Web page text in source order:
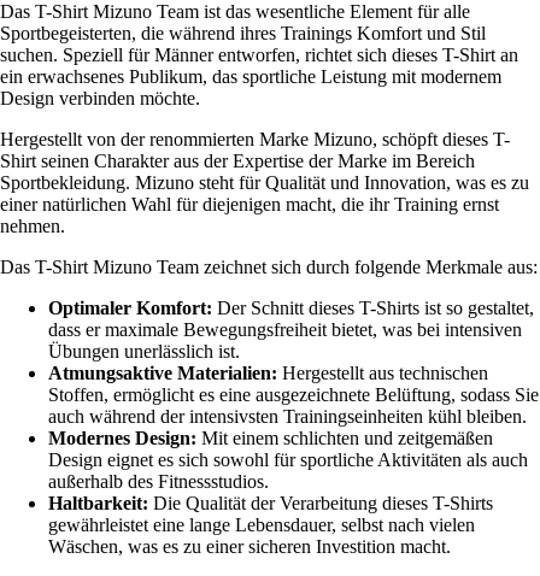
Das T-Shirt Mizuno Team ist das wesentliche Element für alle
Sportbegeisterten, die während ihres Trainings Komfort und Stil
suchen. Speziell für Männer entworfen, richtet sich dieses T-Shirt an
ein erwachsenes Publikum, das sportliche Leistung mit modernem
Design verbinden möchte.
Hergestellt von der renommierten Marke Mizuno, schöpft dieses T-
Shirt seinen Charakter aus der Expertise der Marke im Bereich
Sportbekleidung. Mizuno steht für Qualität und Innovation, was es zu
einer natürlichen Wahl für diejenigen macht, die ihr Training ernst
nehmen.
Das T-Shirt Mizuno Team zeichnet sich durch folgende Merkmale aus:
Optimaler Komfort: Der Schnitt dieses T-Shirts ist so gestaltet,
dass er maximale Bewegungsfreiheit bietet, was bei intensiven
Übungen unerlässlich ist.
Atmungsaktive Materialien: Hergestellt aus technischen
Stoffen, ermöglicht es eine ausgezeichnete Belüftung, sodass Sie
auch während der intensivsten Trainingseinheiten kühl bleiben.
Modernes Design: Mit einem schlichten und zeitgemäßen
Design eignet es sich sowohl für sportliche Aktivitäten als auch
außerhalb des Fitnessstudios.
Haltbarkeit: Die Qualität der Verarbeitung dieses T-Shirts
gewährleistet eine lange Lebensdauer, selbst nach vielen
Wäschen, was es zu einer sicheren Investition macht.